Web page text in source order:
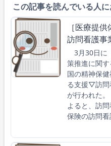
この記事を読んでいる人
［医療提
訪問看護事
3月30日に
策推進に関
国の精神保
る支援▽訪問
が行われた
よると、訪
保険の訪問